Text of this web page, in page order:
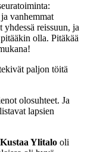
vanhemmat
reissuun, ja
olla. Pitäkää
paljon töitä
olosuhteet. Ja
lapsien
Kustaa Ylitalo oli